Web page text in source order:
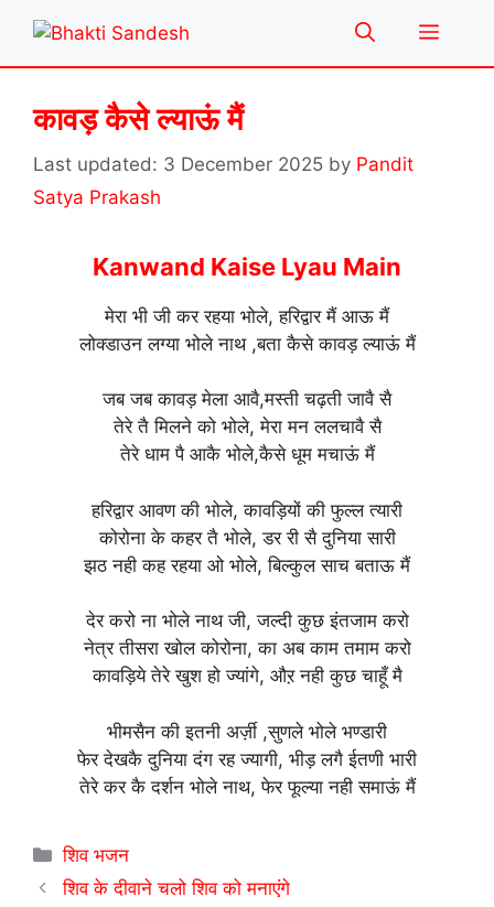
content
Menu
कावड़ कैसे ल्याऊं मैं
3 December 2025 by Pandit
Satya Prakash
Kanwand Kaise Lyau Main
मेरा भी जी कर रहया भोले, हरिद्वार मैं आऊ मैं
लोक्डाउन लग्या भोले नाथ ,बता कैसे कावड़ ल्याऊं मैं
जब जब कावड़ मेला आवै,मस्ती चढ़ती जावै सै
तेरे तै मिलने को भोले, मेरा मन ललचावै सै
तेरे धाम पै आकै भोले,कैसे धूम मचाऊं मैं
हरिद्वार आवण की भोले, कावड़ियों की फुल्ल त्यारी
कोरोना के कहर तै भोले, डर री सै दुनिया सारी
झठ नही कह रहया ओ भोले, बिल्कुल साच बताऊ मैं
देर करो ना भोले नाथ जी, जल्दी कुछ इंतजाम करो
नेत्र तीसरा खोल कोरोना, का अब काम तमाम करो
कावड़िये तेरे खुश हो ज्यांगे, औऱ नही कुछ चाहूँ मै
भीमसैन की इतनी अर्ज़ी ,सुणले भोले भण्डारी
फेर देखकै दुनिया दंग रह ज्यागी, भीड़ लगै ईतणी भारी
तेरे कर कै दर्शन भोले नाथ, फेर फूल्या नही समाऊं मैं
Categories
शिव भजन
शिव के दीवाने चलो शिव को मनाएंगे